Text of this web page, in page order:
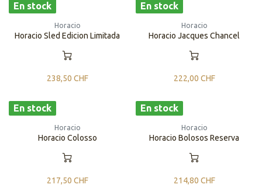
En stock
Horacio
Horacio Sled Edicion Limitada
238,50 CHF
En stock
Horacio
Horacio Jacques Chancel
222,00 CHF
En stock
Horacio
Horacio Colosso
217,50 CHF
En stock
Horacio
Horacio Bolosos Reserva
214,80 CHF